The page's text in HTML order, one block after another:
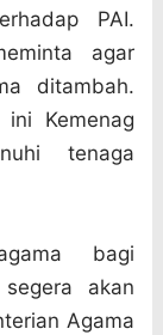
PAI.
agar
ditambah.
Kemenag
tenaga
bagi
akan
Agama